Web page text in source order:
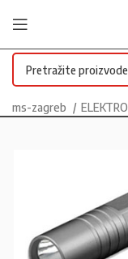
ms-zagreb ELEKTRO